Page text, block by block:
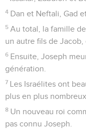
4 Dan et Neftali, Gad
5 Au total, la famille
un autre fils de Jacob,
6 Ensuite, Joseph
génération.
7 Les Israélites ont
plus en plus
8 Un nouveau roi
pas connu Joseph.